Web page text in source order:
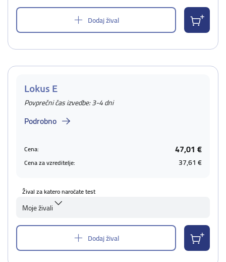
Dodaj žival
Lokus E
Povprečni čas izvedbe: 3-4 dni
Podrobno
Cena: 47,01 €
Cena za vzreditelje: 37,61 €
Žival za katero naročate test
Moje živali
Dodaj žival